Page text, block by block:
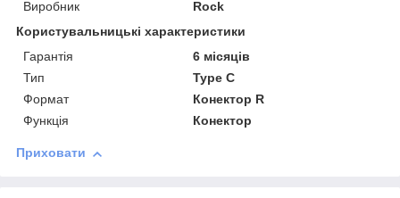
Виробник
Rock
Користувальницькі характеристики
Гарантія
6 місяців
Тип
Type C
Формат
Конектор R
Функція
Конектор
Приховати